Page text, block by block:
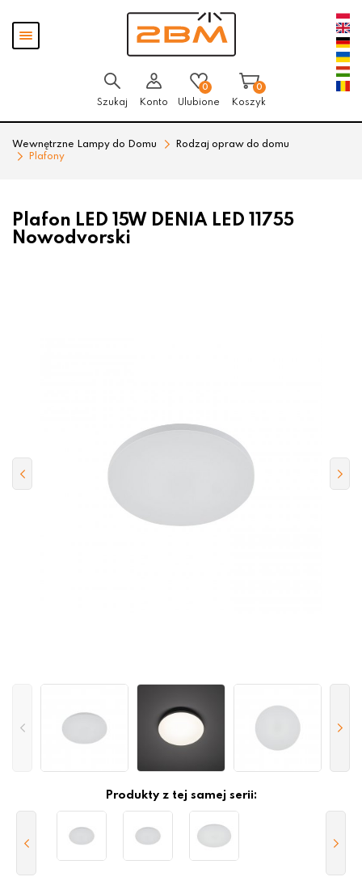
Pokaż
menu
Szukaj Konto
0
Ulubione
0
Koszyk
Wewnętrzne Lampy do Domu
Rodzaj opraw do domu
Plafony
Plafon LED 15W DENIA LED 11755
Nowodvorski
Produkty z tej samej serii: